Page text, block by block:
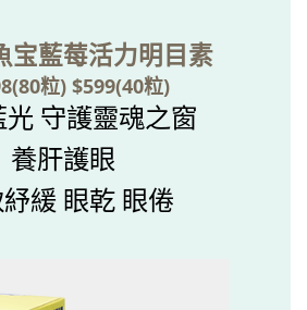
宝藍莓活力明目素
粒) $599(40粒)
守護靈魂之窗
養肝護眼
緩 眼乾 眼倦